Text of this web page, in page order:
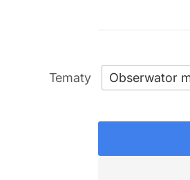
Obserwator